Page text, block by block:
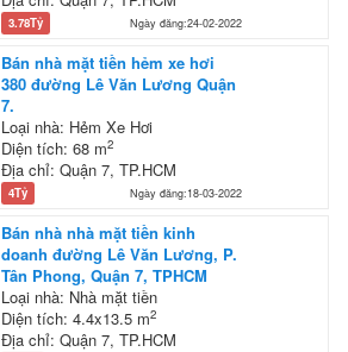
3.78Tỷ Ngày đăng:24-02-2022
Bán nhà mặt tiền hẻm xe hơi
380 đường Lê Văn Lương Quận
7.
Loại nhà: Hẻm Xe Hơi
Diện tích: 68 m2
Địa chỉ: Quận 7, TP.HCM
4Tỷ Ngày đăng:18-03-2022
Bán nhà nhà mặt tiền kinh
doanh đường Lê Văn Lương, P.
Tân Phong, Quận 7, TPHCM
Loại nhà: Nhà mặt tiền
Diện tích: 4.4x13.5 m2
Địa chỉ: Quận 7, TP.HCM